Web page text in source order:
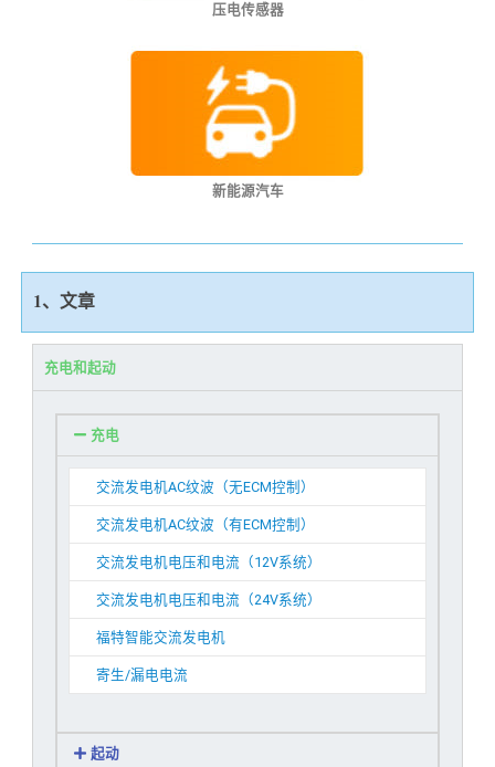
压电传感器
新能源汽车
1、文章
充电和起动
充电
交流发电机AC纹波（无ECM控制）
交流发电机AC纹波（有ECM控制）
交流发电机电压和电流（12V系统）
交流发电机电压和电流（24V系统）
福特智能交流发电机
寄生/漏电电流
起动